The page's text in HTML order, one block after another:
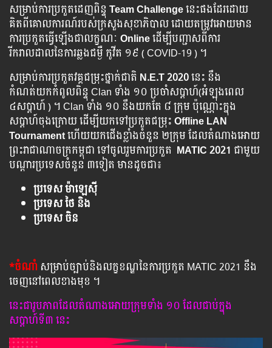
សម្រាប់ការប្រកួតដេញពិន្ទុ Team Challengeនេះផងដែរដោយ
គិតពីគោលការណ៍របស់ក្រសួងសុខាភិបាល ដោយតម្រូវអោយមាន
ការប្រកួតធ្វើឡើងជាលក្ខណៈ Onlineដើម្បីបញ្ជាសពីការ
រីករាលដាលនៃការឆ្លងជម្ងឺ កូវីត ១៩ ( COVID-19 ) ។
សម្រាប់ការប្រកួតវគ្គជម្រុះថ្នាក់ជាតិ N.E.T 2020នេះ នឹង
កំណត់យកកំពូលពិន្ទុ Clan ទាំង ១០​ ប្រចាំសប្តាហ៍(អំឡុងពេល​
៤សប្ដាហ៍ ) ។ Clan ទាំង ១០ នឹងយកតែ ៨ ក្រុម ប៉ុណ្ណោះក្នុង
សប្ដាហ៍ចុងក្រោយ ដើម្បីយកទៅប្រកួតជម្រុះ​ Offline LAN
Tournamentហើយយកជើងខ្លាំងចំនួន ២ក្រុម ដែលតំណាងអោយ
ព្រះរាជាណាចក្រកម្ពុជា ទៅចូលរួមការប្រកួត MATIC 2021 ជាមួយ
បណ្ដារប្រទេសចំនួន ៣ទៀត មានដូចជា៖
ប្រទេស ម៉ាឡេស៊ី
ប្រទេស ថៃ និង
ប្រទេស ចិន
*ចំណាំ សម្រាប់ច្បាប់និងលក្ខខណ្ឌនៃការប្រកួត MATIC 2021 នឹង
ចេញនៅពេលខាងមុខ ។
នេះជារូបភាពដែលតំណាងអោយក្រុមទាំង ១០ ដែលជាប់ក្នុង
សប្ដាហ៍ទី៣ នេះ